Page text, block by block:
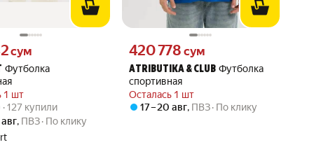
Футболка
1 шт
сум вместо
сум
5.0 из 5
· 127 купили
· 127 купили
авг, ПВЗ По клику
ATRIBUTIKA & CLUB Футболка
спортивная
Осталась 1 шт
Цена 420778 сум вместо
420 778 сум
17 – 20 авг, ПВЗ По клику